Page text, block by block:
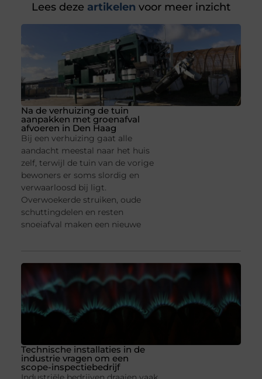
Lees deze artikelen voor meer inzicht
Na de verhuizing de tuin
aanpakken met groenafval
afvoeren in Den Haag
Bij een verhuizing gaat alle
aandacht meestal naar het huis
zelf, terwijl de tuin van de vorige
bewoners er soms slordig en
verwaarloosd bij ligt.
Overwoekerde struiken, oude
schuttingdelen en resten
snoeiafval maken een nieuwe
Technische installaties in de
industrie vragen om een
scope-inspectiebedrijf